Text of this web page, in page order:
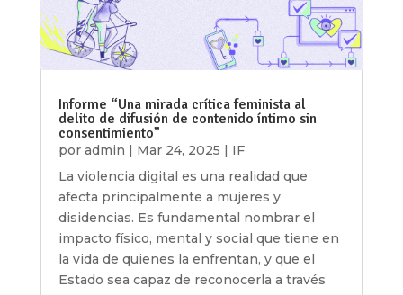
Informe “Una mirada crítica feminista al
delito de difusión de contenido íntimo sin
consentimiento”
por admin | Mar 24, 2025 | IF
La violencia digital es una realidad que
afecta principalmente a mujeres y
disidencias. Es fundamental nombrar el
impacto físico, mental y social que tiene en
la vida de quienes la enfrentan, y que el
Estado sea capaz de reconocerla a través